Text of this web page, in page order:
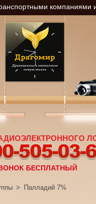
505-03-
БЕСПЛАТНЫЙ
Палладий 7%